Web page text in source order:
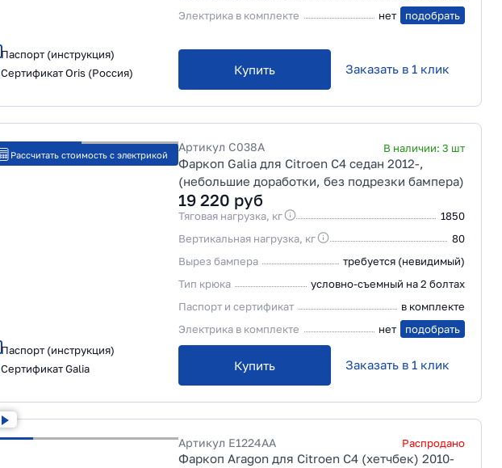
Паспорт (инструкция)
Сертификат Oris (Россия)
Электрика в комплекте
нет подобрать
Купить Заказать в 1 клик
Рассчитать стоимость с электрикой
Паспорт (инструкция)
Сертификат Galia
Артикул C038A В наличии: 3 шт
Фаркоп Galia для Citroen C4 седан 2012-,
(небольшие доработки, без подрезки бампера)
19 220 руб
Тяговая нагрузка, кг
1850
Вертикальная нагрузка, кг
80
Вырез бампера
требуется (невидимый)
Тип крюка
условно-съемный на 2 болтах
Паспорт и сертификат
в комплекте
Электрика в комплекте
нет подобрать
Купить Заказать в 1 клик
Артикул E1224AA Распродано
Фаркоп Aragon для Citroen C4 (хетчбек) 2010-